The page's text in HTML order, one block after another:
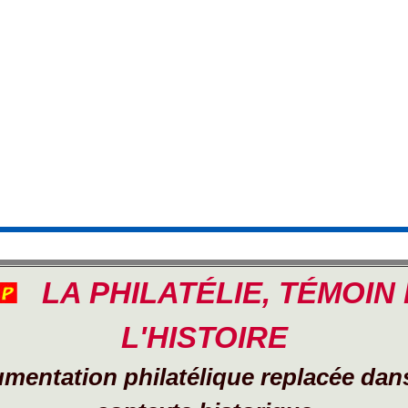
LA PHILATÉLIE, TÉMOIN
L'HISTOIRE
philatélique replacée